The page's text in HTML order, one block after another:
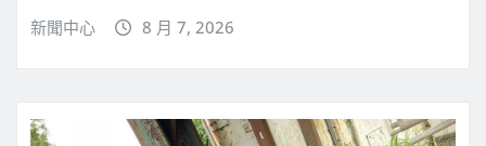
新聞中心 8 月 7, 2026